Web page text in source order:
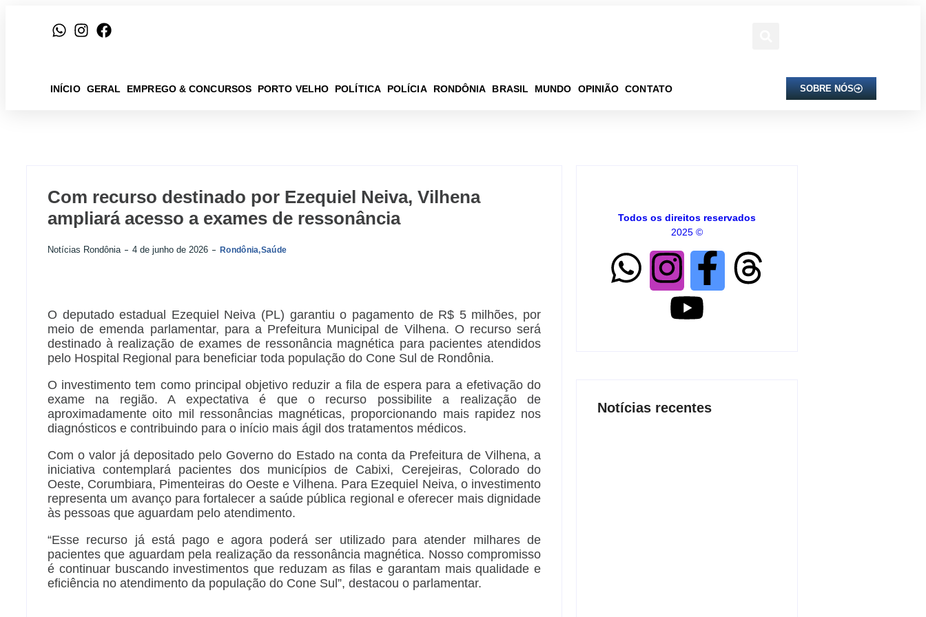
INÍCIO GERAL EMPREGO & CONCURSOS PORTO VELHO POLÍTICA POLÍCIA RONDÔNIA BRASIL MUNDO OPINIÃO CONTATO SOBRE NÓS
Com recurso destinado por Ezequiel Neiva, Vilhena
ampliará acesso a exames de ressonância
Notícias Rondônia 4 de junho de 2026 Rondônia,Saúde
O deputado estadual Ezequiel Neiva (PL) garantiu o pagamento de R$ 5 milhões, por
meio de emenda parlamentar, para a Prefeitura Municipal de Vilhena. O recurso será
destinado à realização de exames de ressonância magnética para pacientes atendidos
pelo Hospital Regional para beneficiar toda população do Cone Sul de Rondônia.
O investimento tem como principal objetivo reduzir a fila de espera para a efetivação do
exame na região. A expectativa é que o recurso possibilite a realização de
aproximadamente oito mil ressonâncias magnéticas, proporcionando mais rapidez nos
diagnósticos e contribuindo para o início mais ágil dos tratamentos médicos.
Com o valor já depositado pelo Governo do Estado na conta da Prefeitura de Vilhena, a
iniciativa contemplará pacientes dos municípios de Cabixi, Cerejeiras, Colorado do
Oeste, Corumbiara, Pimenteiras do Oeste e Vilhena. Para Ezequiel Neiva, o investimento
representa um avanço para fortalecer a saúde pública regional e oferecer mais dignidade
às pessoas que aguardam pelo atendimento.
“Esse recurso já está pago e agora poderá ser utilizado para atender milhares de
pacientes que aguardam pela realização da ressonância magnética. Nosso compromisso
é continuar buscando investimentos que reduzam as filas e garantam mais qualidade e
eficiência no atendimento da população do Cone Sul”, destacou o parlamentar.
Todos os direitos reservados
2025 ©
Notícias recentes